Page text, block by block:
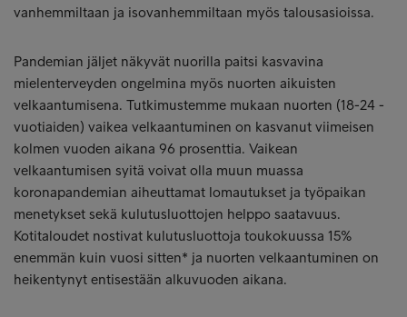
vanhemmiltaan ja isovanhemmiltaan myös talousasioissa.
Pandemian jäljet näkyvät nuorilla paitsi kasvavina
mielenterveyden ongelmina myös nuorten aikuisten
velkaantumisena. Tutkimustemme mukaan nuorten (18-24 -
vuotiaiden) vaikea velkaantuminen on kasvanut viimeisen
kolmen vuoden aikana 96 prosenttia. Vaikean
velkaantumisen syitä voivat olla muun muassa
koronapandemian aiheuttamat lomautukset ja työpaikan
menetykset sekä kulutusluottojen helppo saatavuus.
Kotitaloudet nostivat kulutusluottoja toukokuussa 15%
enemmän kuin vuosi sitten* ja nuorten velkaantuminen on
heikentynyt entisestään alkuvuoden aikana.